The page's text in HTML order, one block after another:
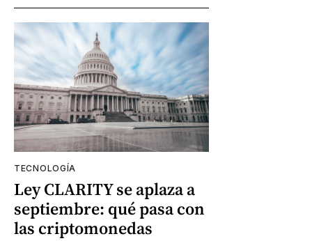
TECNOLOGÍA
Ley CLARITY se aplaza a
septiembre: qué pasa con
las criptomonedas